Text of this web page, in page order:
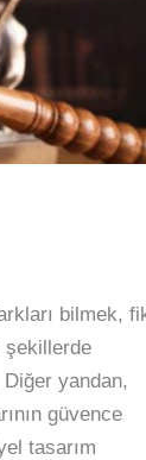
bilmek,
şekillerde
yandan,
güvence
tasarım